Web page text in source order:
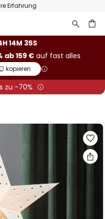
Erfahrung
14M 34S
ab 159 €auf fast alles
kopieren
zu -70%